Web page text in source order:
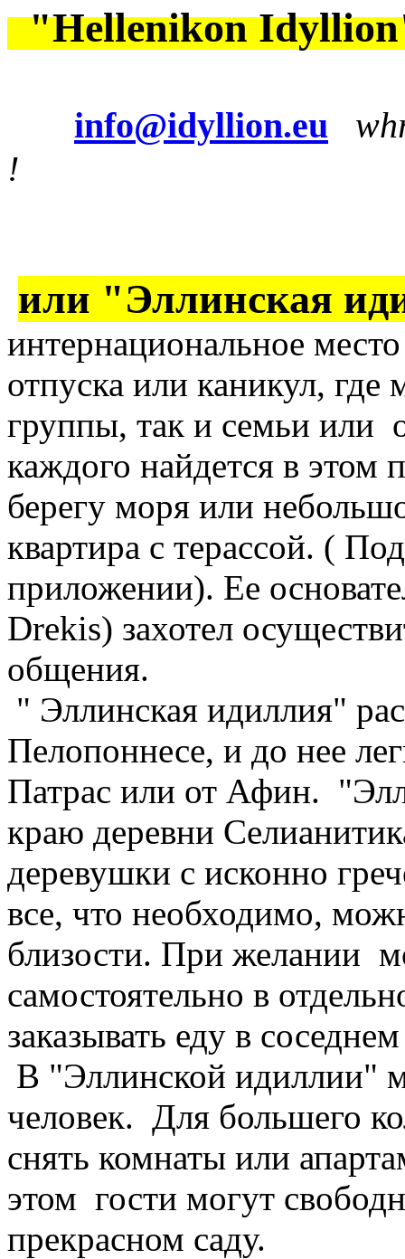
"HellenikonI
info@idyllion.eu
!
или "Эллинская
интернациональное
отпуска или каникул, где
группы, так и семьи или
каждого найдется в этом
берегу моря или
квартира с терассой. (
приложении). Ее
Drekis) захотел
общения.
" Эллинская идиллия"
Пелопоннесе, и до нее
Патрас или от Афин.
краю деревни
деревушки с исконно
все, что необходимо,
близости. При желании
самостоятельно в
заказывать еду в
В "Эллинской идиллии"
человек. Для большего
снять комнаты или
этом гости могут
прекрасном саду.